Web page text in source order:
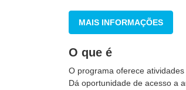
MAIS INFORMAÇÕES
O que é
O programa oferece
Dá oportunidade de acesso a